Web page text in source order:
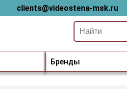
clients@videostena-msk.ru
Бренды